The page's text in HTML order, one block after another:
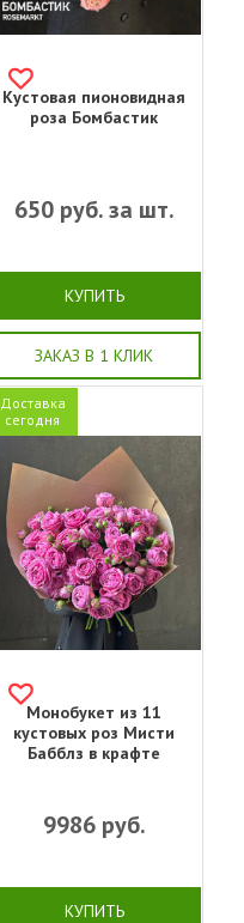
Кустовая пионовидная
роза Бомбастик
650руб. за шт.
КУПИТЬ
ЗАКАЗ В 1 КЛИК
Доставка
сегодня
Монобукет из 11
кустовых роз Мисти
Бабблз в крафте
9986руб.
КУПИТЬ